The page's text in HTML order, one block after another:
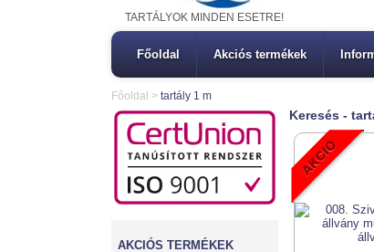
TARTÁLYOK MINDEN ESETRE!
Főoldal Akciós termékek
Főoldal > tartály 1 m
AKCIÓS TERMÉKEK
Keresés -